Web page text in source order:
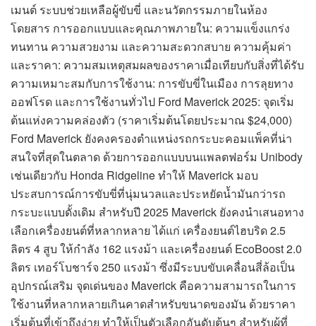
เมนต์ ระบบช่วยเหลือผู้ขับขี่ และนวัตกรรมภายในห้อง
โดยสาร การออกแบบและคุณภาพภายใน: ความแข็งแกร่ง
ทนทาน ความสวยงาม และความสะดวกสบาย ความคุ้มค่า
และราคา: ความสมเหตุสมผลของราคาเมื่อเทียบกับสิ่งที่ได้รับ
ความเหมาะสมกับการใช้งาน: การขับขี่ในเมือง การลุยทาง
ออฟโรด และการใช้งานทั่วไป Ford Maverick 2025: จุดเริ่ม
ต้นแห่งความคล่องตัว (ราคาเริ่มต้นโดยประมาณ $24,000)
Ford Maverick ยังคงครองตำแหน่งรถกระบะคอมแพ็คที่น่า
สนใจที่สุดในตลาด ด้วยการออกแบบบนแพลตฟอร์ม Unibody
เช่นเดียวกับ Honda Ridgeline ทำให้ Maverick มอบ
ประสบการณ์การขับขี่ที่นุ่มนวลและประหยัดน้ำมันกว่ารถ
กระบะแบบดั้งเดิม สำหรับปี 2025 Maverick ยังคงนำเสนอทาง
เลือกเครื่องยนต์ที่หลากหลาย ได้แก่ เครื่องยนต์ไฮบริด 2.5
ลิตร 4 สูบ ให้กำลัง 162 แรงม้า และเครื่องยนต์ EcoBoost 2.0
ลิตร เทอร์โบชาร์จ 250 แรงม้า ซึ่งมีระบบขับเคลื่อนสี่ล้อเป็น
อุปกรณ์เสริม จุดเด่นของ Maverick คือความสามารถในการ
ใช้งานที่หลากหลายเกินคาดสำหรับขนาดของมัน ด้วยราคา
เริ่มต้นที่เข้าถึงง่าย ทำให้เป็นตัวเลือกอันดับต้นๆ สำหรับผู้ที่